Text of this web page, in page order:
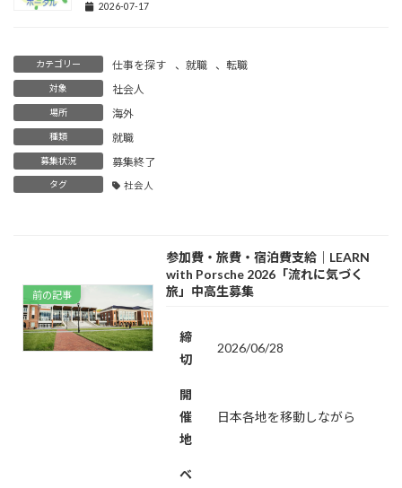
2026-07-17
カテゴリー 仕事を探す 、 就職 、転職
対象 社会人
場所 海外
種類 就職
募集状況 募集終了
タグ 社会人
前の記事
参加費・旅費・宿泊費支給｜LEARN
with Porsche 2026「流れに気づく
旅」中高生募集
締
切
2026/06/28
開
催
地
日本各地を移動しながら
ベ